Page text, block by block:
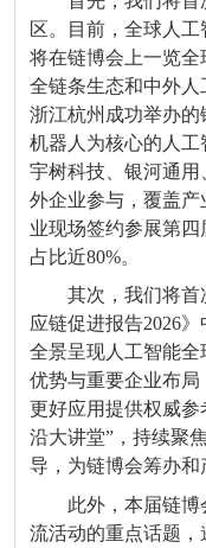
区。目前，全球人
将在链博会上一览
全链条生态和中外人
浙江杭州成功举办
机器人为核心的人工
宇树科技、银河通用
外企业参与，覆盖产
业现场签约参展第
占比近80%。
其次，我们将
应链促进报告2026》
全景呈现人工智能
优势与重要企业布
更好应用提供权威
沿大讲堂”，持续聚
导，为链博会筹办和
此外，本届链
流活动的重点话题